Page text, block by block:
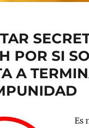
POR SI
A
Es